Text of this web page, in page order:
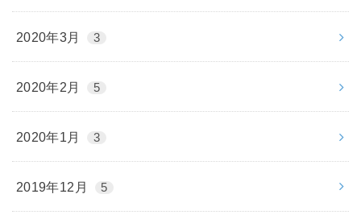
2020年3月 3
2020年2月 5
2020年1月 3
2019年12月 5